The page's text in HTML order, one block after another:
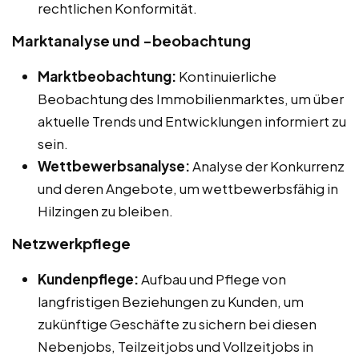
rechtlichen Konformität.
Marktanalyse und -beobachtung
Marktbeobachtung: Kontinuierliche
Beobachtung des Immobilienmarktes, um über
aktuelle Trends und Entwicklungen informiert zu
sein.
Wettbewerbsanalyse:Analyse der Konkurrenz
und deren Angebote, um wettbewerbsfähig in
Hilzingen zu bleiben.
Netzwerkpflege
Kundenpflege:Aufbau und Pflege von
langfristigen Beziehungen zu Kunden, um
zukünftige Geschäfte zu sichern bei diesen
Nebenjobs, Teilzeitjobs und Vollzeitjobs in